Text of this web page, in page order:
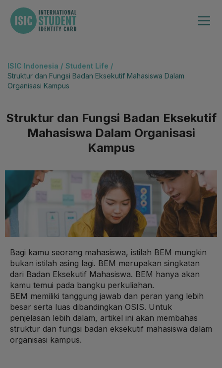
ISIC Indonesia / Student Life /
Struktur dan Fungsi Badan Eksekutif Mahasiswa Dalam
Organisasi Kampus
Struktur dan Fungsi Badan Eksekutif
Mahasiswa Dalam Organisasi
Kampus
Bagi kamu seorang mahasiswa, istilah BEM mungkin
bukan istilah asing lagi. BEM merupakan singkatan
dari Badan Eksekutif Mahasiswa. BEM hanya akan
kamu temui pada bangku perkuliahan.
BEM memiliki tanggung jawab dan peran yang lebih
besar serta luas dibandingkan OSIS. Untuk
penjelasan lebih dalam, artikel ini akan membahas
struktur dan fungsi badan eksekutif mahasiswa dalam
organisasi kampus.